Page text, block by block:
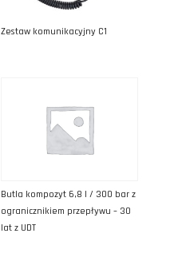
Zestaw komunikacyjny C1
Butla kompozyt 6,8 l / 300 bar z
ogranicznikiem przepływu – 30
lat z UDT